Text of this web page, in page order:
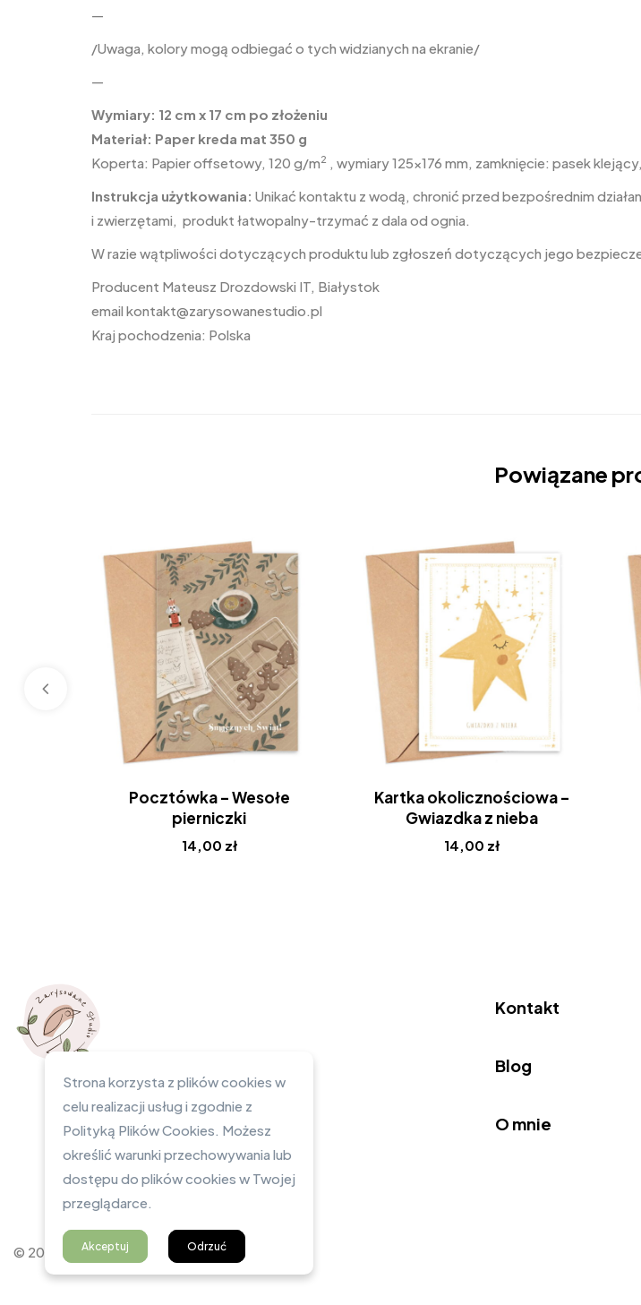
—
/Uwaga, kolory mogą odbiegać o tych widzianych na ekranie/
—
Wymiary: 12 cm x 17 cm po złożeniu
Materiał: Paper kreda mat 350 g
Koperta: Papier offsetowy, 120 g/m2
, wymiary 125×176 mm, zamknięcie: pasek
Instrukcja użytkowania: Unikać kontaktu z wodą, chronić przed bezpośrednim
i zwierzętami, produkt łatwopalny-trzymać z dala od ognia.
W razie wątpliwości dotyczących produktu lub zgłoszeń dotyczących jego
Producent Mateusz Drozdowski IT, Białystok
email kontakt@zarysowanestudio.pl
Kraj pochodzenia: Polska
Powiązane
Pocztówka – Wesołe
pierniczki
14,00 zł
Kartka okolicznościowa –
Gwiazdka z nieba
14,00 zł
Kontakt
Blog
O mnie
© 2023 Zarysowane Studio
Strona korzysta z plików cookies w
celu realizacji usług i zgodnie z
Polityką Plików Cookies. Możesz
określić warunki przechowywania lub
dostępu do plików cookies w Twojej
przeglądarce.
Akceptuj Odrzuć